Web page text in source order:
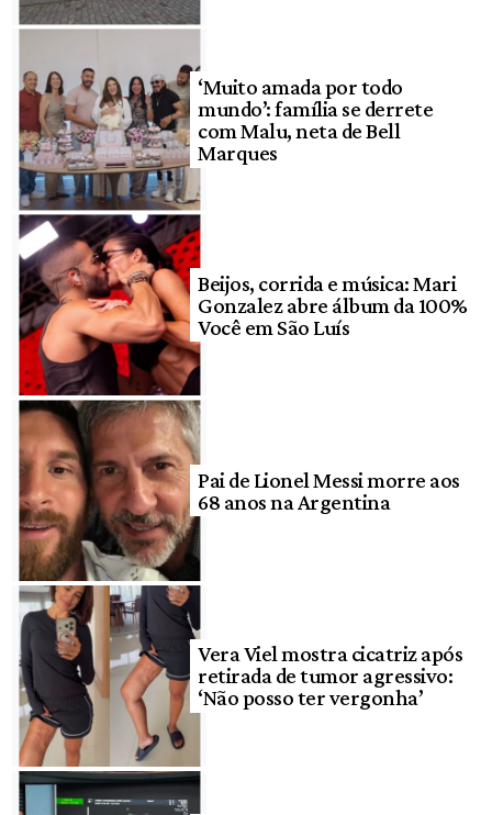
‘Muito amada por todo
mundo’: família se derrete
com Malu, neta de Bell
Marques
Beijos, corrida e música: Mari
Gonzalez abre álbum da 100%
Você em São Luís
Pai de Lionel Messi morre aos
68 anos na Argentina
Vera Viel mostra cicatriz após
retirada de tumor agressivo:
‘Não posso ter vergonha’